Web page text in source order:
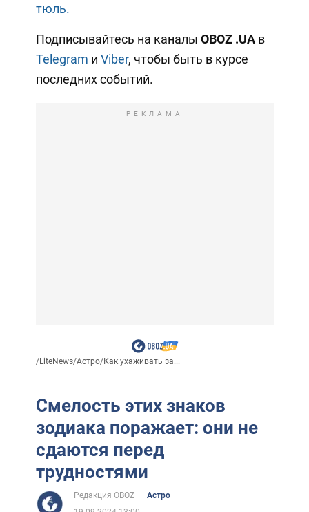
тюль.
Подписывайтесь на каналы OBOZ .UAв
Telegram и Viber, чтобы быть в курсе
последних событий.
РЕКЛАМА
/LiteNews/Астро/Как ухаживать за...
Смелость этих знаков
зодиака поражает: они не
сдаются перед
трудностями
Редакция OBOZ
Астро